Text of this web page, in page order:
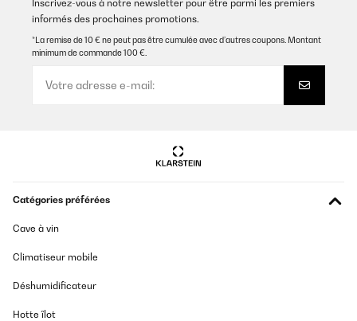
Inscrivez-vous à notre newsletter pour être parmi les premiers
informés des prochaines promotions.
*La remise de 10 € ne peut pas être cumulée avec d’autres coupons. Montant
minimum de commande 100 €.
Catégories préférées
Cave à vin
Climatiseur mobile
Déshumidificateur
Hotte îlot